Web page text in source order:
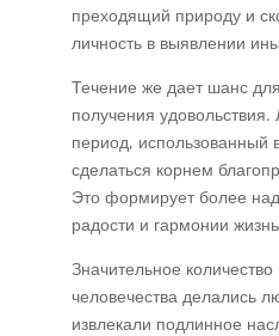
преходящий природу и
личность в выявлении
Течение же дает шанс
получения
период, использованный
сделаться корнем
Это формирует более
радости и гармонии
Значительное
человечества делались
извлекали подлинное